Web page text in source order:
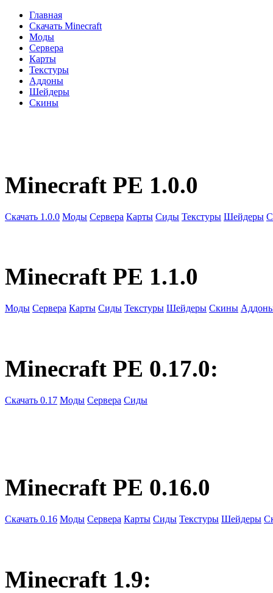
Главная
Скачать Minecraft
Моды
Сервера
Карты
Текстуры
Аддоны
Шейдеры
Скины
Minecraft PE 1.0.0
Скачать 1.0.0 Моды Сервера Карты Сиды Текстуры Шейдеры
Minecraft PE 1.1.0
Моды Сервера Карты Сиды Текстуры Шейдеры Скины
Minecraft PE 0.17.0:
Скачать 0.17 Моды Сервера Сиды
Minecraft PE 0.16.0
Скачать 0.16 Моды Сервера Карты Сиды Текстуры Шейдеры
Minecraft 1.9: